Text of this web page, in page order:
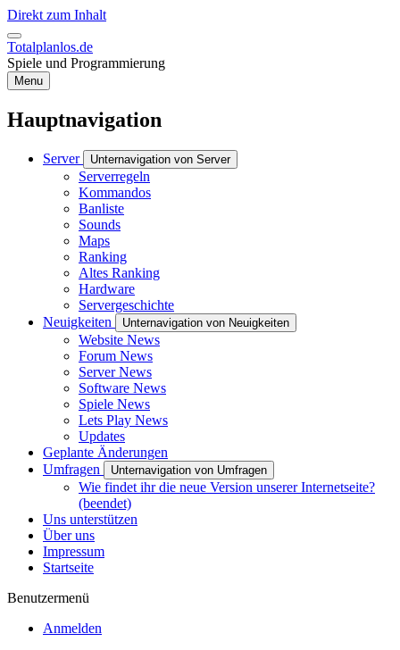
Direkt zum Inhalt
Totalplanlos.de
Spiele und Programmierung
Menu
Hauptnavigation
Server Unternavigation von Server
Serverregeln
Kommandos
Banliste
Sounds
Maps
Ranking
Altes Ranking
Hardware
Servergeschichte
Neuigkeiten
Unternavigation von Neuigkeiten
Website News
Forum News
Server News
Software News
Spiele News
Lets Play News
Updates
Geplante Änderungen
Umfragen
Unternavigation von Umfragen
Wie findet ihr die neue Version unserer Internetseite?
(beendet)
Uns unterstützen
Über uns
Impressum
Startseite
Benutzermenü
Anmelden